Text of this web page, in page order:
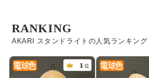
AKARI スタンドライトの人気ランキング
RANKING
1 位